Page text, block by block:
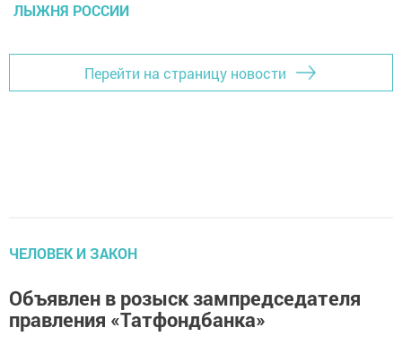
ЛЫЖНЯ РОССИИ
Перейти на страницу новости
ЧЕЛОВЕК И ЗАКОН
Объявлен в розыск зампредседателя
правления «Татфондбанка»